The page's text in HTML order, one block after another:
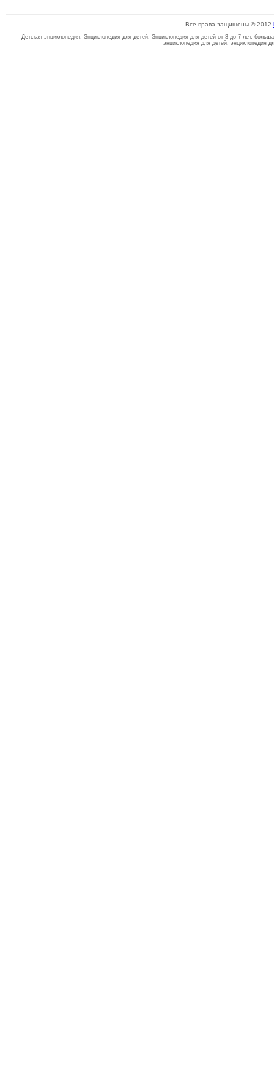
Все права защищены © 2012
Детская энциклопедия, Энциклопедия для детей, Энциклопедия для детей от 3 до 7 лет,
энциклопедия для детей, энциклопедия